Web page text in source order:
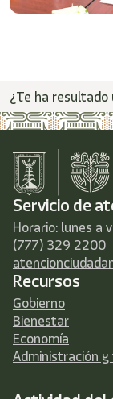
¿Te ha
Servicio de
Horario: lunes a
(777) 329 2200
Recursos
Gobierno
Bienestar
Economía
Administración